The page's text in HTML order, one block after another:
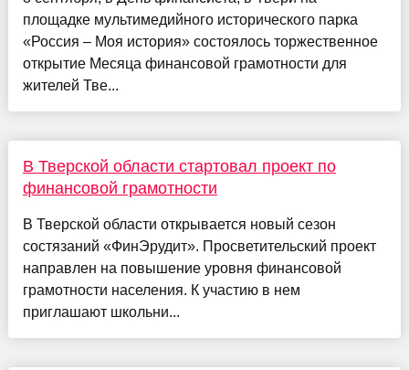
площадке мультимедийного исторического парка
«Россия – Моя история» состоялось торжественное
открытие Месяца финансовой грамотности для
жителей Тве...
В Тверской области стартовал проект по
финансовой грамотности
В Тверской области открывается новый сезон
состязаний «ФинЭрудит». Просветительский проект
направлен на повышение уровня финансовой
грамотности населения. К участию в нем
приглашают школьни...